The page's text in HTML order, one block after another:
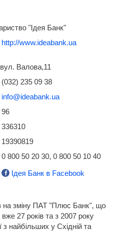
"Ідея Банк"
http://www.ideabank.ua
Валова,11
(032) 235 09 38
info@ideabank.ua
96
336310
19390819
0 800 50 20 30, 0 800 50 10 40
Ідея Банк в Facebook
на зміну ПАТ "Плюс Банк", що
27 років та з 2007 року
з найбільших у Східній та